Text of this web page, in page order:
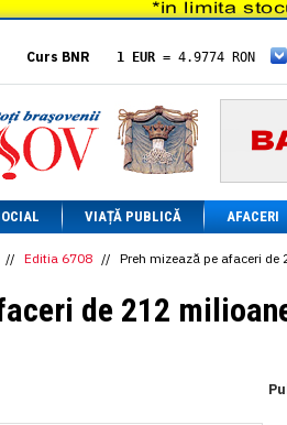
Curs BNR 1 EUR = 4.9774 RON
= 5.8304 RON
1 XAU= 464.4611 RON
1 AED= 1.1933 RON
1 AUD= 2.7957 RON
1 BGN= 2.5449 RON
1 CAD= 3.1559 RON
1 CHF= 5.2813 RON
1 CNY= 0.6015 RON
1 DKK = 0.6668 RON
1 EGP = 0.0860 RON
VIAȚĂ PUBLICĂ AFACERI
// Editia 6708 // Preh mizează pe afaceri
de 212